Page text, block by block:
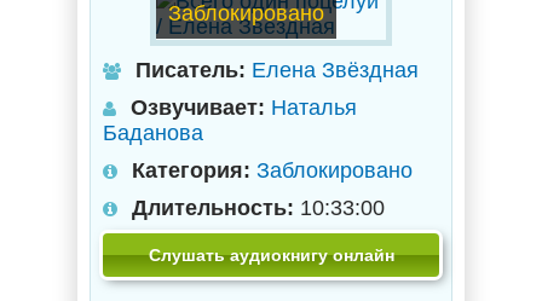
Заблокировано
Писатель: Елена Звёздная
Озвучивает: Наталья
Баданова
Категория: Заблокировано
Длительность: 10:33:00
Слушать аудиокнигу онлайн